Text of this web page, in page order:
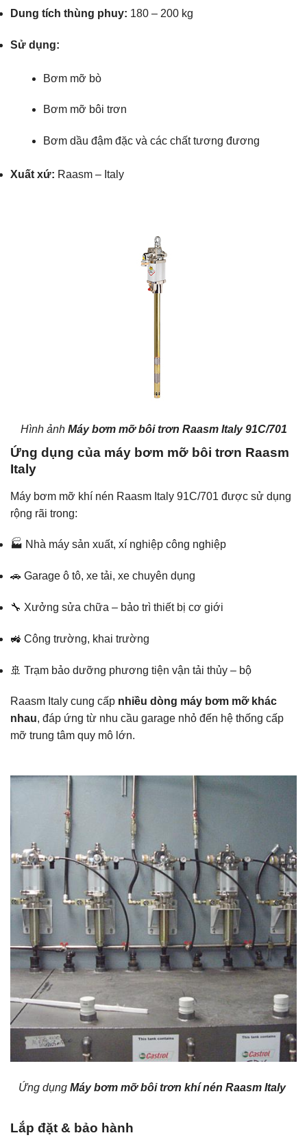
Dung tích thùng phuy: 180 – 200 kg
Sử dụng:
Bơm mỡ bò
Bơm mỡ bôi trơn
Bơm dầu đậm đặc và các chất tương đương
Xuất xứ: Raasm – Italy
Hình ảnh Máy bơm mỡ bôi trơn Raasm Italy 91C/701
Ứng dụng của máy bơm mỡ bôi trơn Raasm
Italy
Máy bơm mỡ khí nén Raasm Italy 91C/701 được sử dụng
rộng rãi trong:
🏭 Nhà máy sản xuất, xí nghiệp công nghiệp
🚗 Garage ô tô, xe tải, xe chuyên dụng
🔧 Xưởng sửa chữa – bảo trì thiết bị cơ giới
🚜 Công trường, khai trường
🚢 Trạm bảo dưỡng phương tiện vận tải thủy – bộ
Raasm Italy cung cấp nhiều dòng máy bơm mỡ khác
nhau, đáp ứng từ nhu cầu garage nhỏ đến hệ thống cấp
mỡ trung tâm quy mô lớn.
Ứng dụng Máy bơm mỡ bôi trơn khí nén Raasm Italy
Lắp đặt & bảo hành